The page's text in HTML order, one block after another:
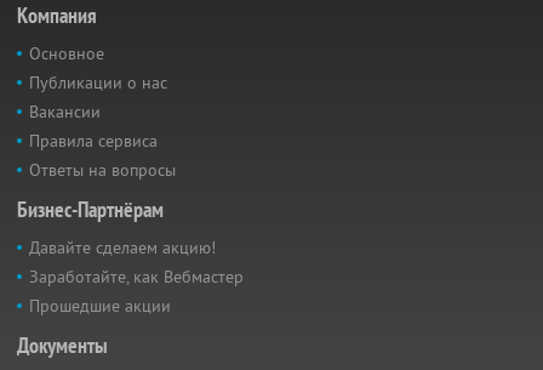
Компания
Основное
Публикации о нас
Вакансии
Правила сервиса
Ответы на вопросы
Бизнес-Партнёрам
Давайте сделаем акцию!
Заработайте, как Вебмастер
Прошедшие акции
Документы